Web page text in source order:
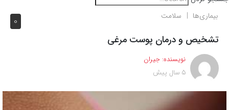
0 بیماری‌ها سلامت
تشخیص و درمان پوست مرغی
نویسنده: جیران
5 سال پیش